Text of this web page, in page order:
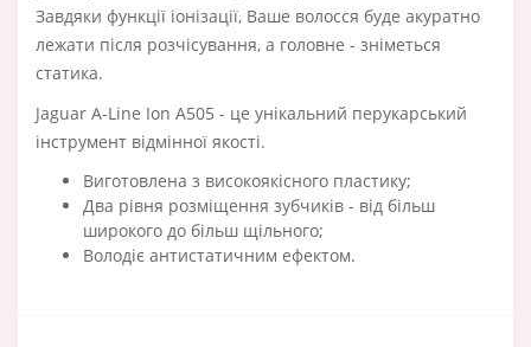
Завдяки функції іонізації, Ваше волосся буде акуратно
лежати після розчісування, а головне - зніметься
статика.
Jaguar A-Line Ion A505 - це унікальний перукарський
інструмент відмінної якості.
Виготовлена з високоякісного пластику;
Два рівня розміщення зубчиків - від більш
широкого до більш щільного;
Володіє антистатичним ефектом.